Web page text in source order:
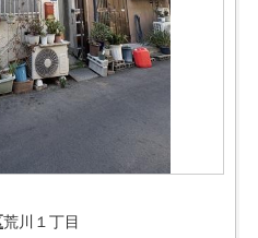
荒川１丁目